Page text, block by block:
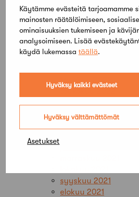
Käytämme evästeitä tarjoamamme
mainosten räätälöimiseen,
ominaisuuksien tukemiseen ja
analysoimiseen. Lisää
käydä lukemassa täällä.
Hyväksy kaikki evästeet
Hyväksy välttämättömät
Asetukset
joulukuu 2022
marraskuu 2022
lokakuu 2022
syyskuu 2022
elokuu 2022
toukokuu 2022
maaliskuu 2022
syyskuu 2021
elokuu 2021